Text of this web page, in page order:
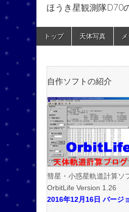
ほう
ほうき星観測隊D70
Main
menu
Skip
トップ 天体写真
自作ソフトの紹介
彗星・小惑星軌道計算ソ
OrbitLife Version 1.26
2016年12月16日 バージ